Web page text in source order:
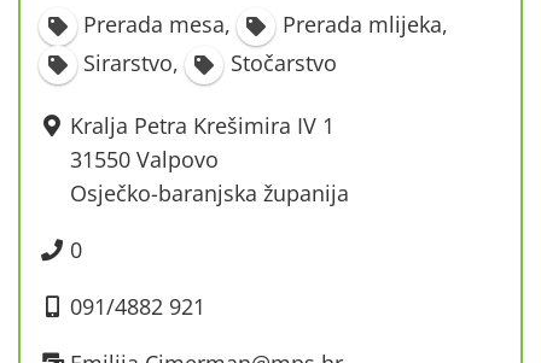
Prerada mesa, Prerada mlijeka,
Sirarstvo, Stočarstvo
Kralja Petra Krešimira IV 1
31550 Valpovo
Osječko-baranjska županija
0
091/4882 921